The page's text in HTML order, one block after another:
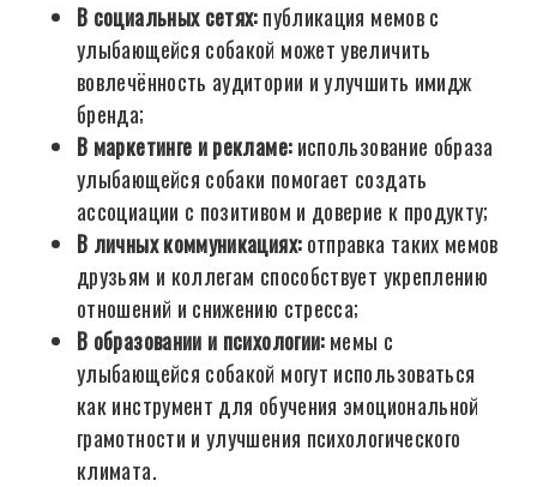
В социальных сетях:публикация мемов с
улыбающейся собакой может увеличить
вовлечённость аудитории и улучшить имидж
бренда;
В маркетинге и рекламе:использование образа
улыбающейся собаки помогает создать
ассоциации с позитивом и доверие к продукту;
В личных коммуникациях:отправка таких мемов
друзьям и коллегам способствует укреплению
отношений и снижению стресса;
В образовании и психологии:мемы с
улыбающейся собакой могут использоваться
как инструмент для обучения эмоциональной
грамотности и улучшения психологического
климата.